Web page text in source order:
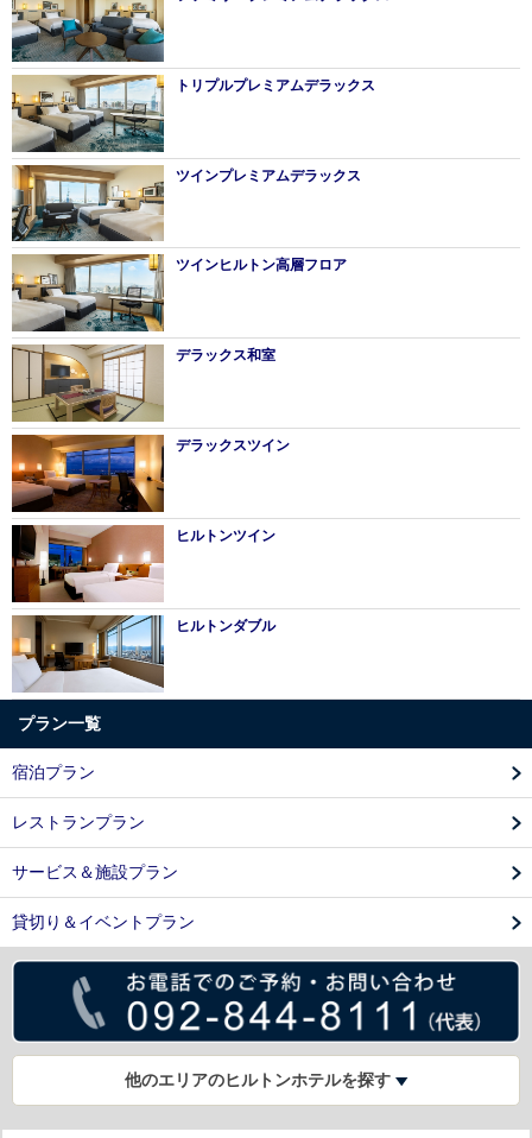
トリプルプレミアムデラックス
ツインプレミアムデラックス
ツインヒルトン高層フロア
デラックス和室
デラックスツイン
ヒルトンツイン
ヒルトンダブル
プラン一覧
宿泊プラン
レストランプラン
サービス＆施設プラン
貸切り＆イベントプラン
他のエリアのヒルトンホテルを探す